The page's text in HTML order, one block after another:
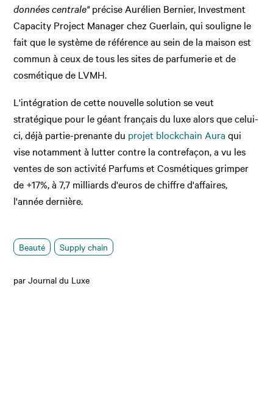
données centrale"précise Aurélien Bernier, Investment
Capacity Project Manager chez Guerlain, qui souligne le
fait que le système de référence au sein de la maison est
commun à ceux de tous les sites de parfumerie et de
cosmétique de LVMH.
L'intégration de cette nouvelle solution se veut
stratégique pour le géant français du luxe alors que celui-
ci, déjà partie-prenante du projet blockchain Aura qui
vise notamment à lutter contre la contrefaçon, a vu les
ventes de son activité Parfums et Cosmétiques grimper
de +17%, à 7,7 milliards d'euros de chiffre d'affaires,
l'année dernière.
Beauté Supply chain
par Journal du Luxe